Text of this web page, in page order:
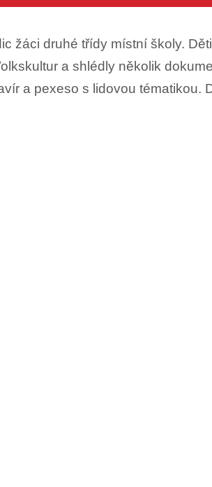
žáci druhé třídy místní školy.
a shlédly několik
a pexeso s lidovou tématikou.